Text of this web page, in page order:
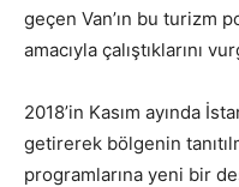
geçen Van’ın bu turizm
amacıyla çalıştıklarını
2018’in Kasım ayında
getirerek bölgenin
programlarına yeni bir